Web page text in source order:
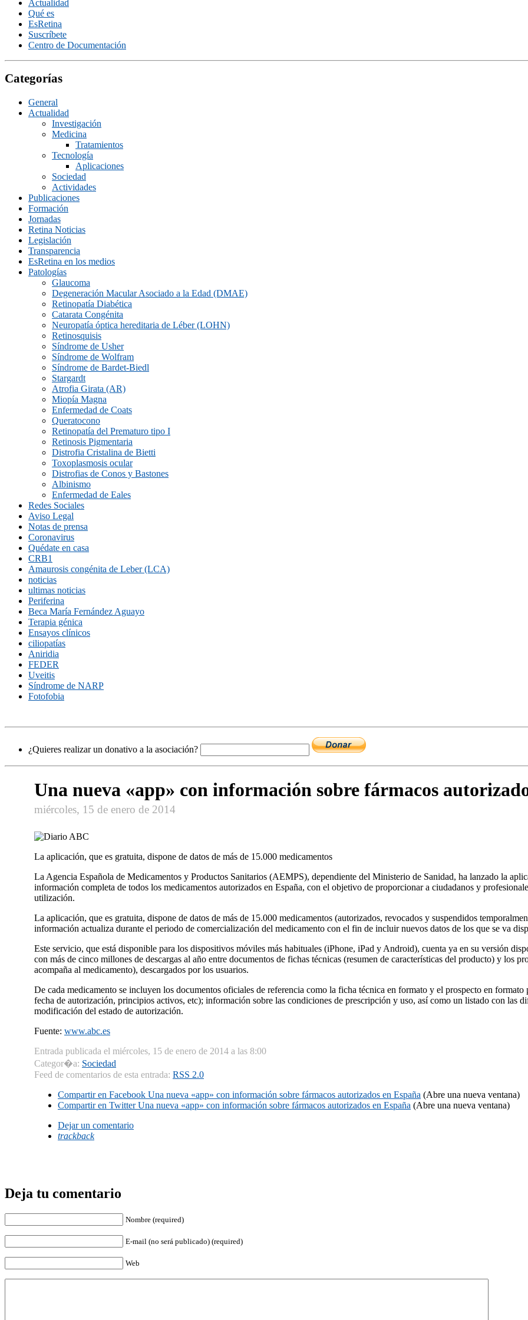
Actualidad
Qué es
EsRetina
Suscrí­bete
Centro de Documentación
Categorías
General
Actualidad
Investigación
Medicina
Tratamientos
Tecnologí­a
Aplicaciones
Sociedad
Actividades
Publicaciones
Formación
Jornadas
Retina Noticias
Legislación
Transparencia
EsRetina en los medios
Patologías
Glaucoma
Degeneración Macular Asociado a la Edad (DMAE)
Retinopatía Diabética
Catarata Congénita
Neuropatí­a óptica hereditaria de Léber (LOHN)
Retinosquisis
Síndrome de Usher
Síndrome de Wolfram
Síndrome de Bardet-Biedl
Stargardt
Atrofia Girata (AR)
Miopía Magna
Enfermedad de Coats
Queratocono
Retinopatí­a del Prematuro tipo I
Retinosis Pigmentaria
Distrofia Cristalina de Bietti
Toxoplasmosis ocular
Distrofias de Conos y Bastones
Albinismo
Enfermedad de Eales
Redes Sociales
Aviso Legal
Notas de prensa
Coronavirus
Quédate en casa
CRB1
Amaurosis congénita de Leber (LCA)
noticias
ultimas noticias
Periferina
Beca María Fernández Aguayo
Terapia génica
Ensayos clínicos
ciliopatías
Aniridia
FEDER
Uveitis
Síndrome de NARP
Fotofobia
¿Quieres realizar un donativo a la asociación?
Una nueva «app» con información sobre fármacos
miércoles, 15 de enero de 2014
La aplicación, que es gratuita, dispone de datos de más de 15.000 medicamentos
La Agencia Española de Medicamentos y Productos Sanitarios (AEMPS), dependiente del Ministerio de Sanidad, ha lanzado la
información completa de todos los medicamentos autorizados en España, con el objetivo de proporcionar a ciudadanos y
utilización.
La aplicación, que es gratuita, dispone de datos de más de 15.000 medicamentos (autorizados, revocados y suspendidos
información actualiza durante el periodo de comercialización del medicamento con el fin de incluir nuevos datos de los que se va
Este servicio, que está disponible para los dispositivos móviles más habituales (iPhone, iPad y Android), cuenta ya en su versión
con más de cinco millones de descargas al año entre documentos de fichas técnicas (resumen de características del producto) y los
acompaña al medicamento), descargados por los usuarios.
De cada medicamento se incluyen los documentos oficiales de referencia como la ficha técnica en formato y el prospecto en
fecha de autorización, principios activos, etc); información sobre las condiciones de prescripción y uso, así como un listado con las
modificación del estado de autorización.
Fuente: www.abc.es
Entrada publicada el miércoles, 15 de enero de 2014 a las 8:00
Categor�a: Sociedad
Feed de comentarios de esta entrada: RSS 2.0
Compartir en Facebook Una nueva «app» con información sobre fármacos autorizados en España (Abre una nueva ventana)
Compartir en TwitterUna nueva «app» con información sobre fármacos autorizados en España (Abre una nueva ventana)
Dejar un comentario
trackback
Deja tu comentario
Nombre (required)
E-mail (no será publicado) (required)
Web